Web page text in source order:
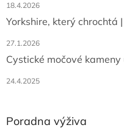
18.4.2026
Yorkshire, který chrochtá |
27.1.2026
Cystické močové kameny
24.4.2025
Poradna výživa